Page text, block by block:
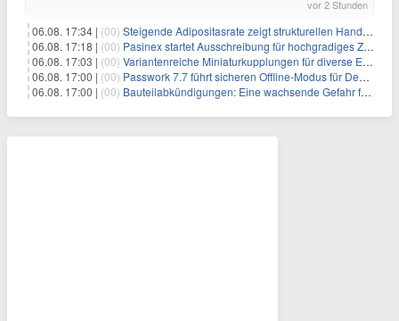
vor 2 Stunden
06.08. 17:34 | (00) Steigende Adipositasrate zeigt strukturellen Handlungsbedarf bei der Ernährung schulpflichtiger Kinder
06.08. 17:18 | (00) Pasinex startet Ausschreibung für hochgradiges Zinksulfidkonzentrat mit Germanium- und Silbergehalten und stellt ein Betriebsupdate bereit
06.08. 17:03 | (00) Variantenreiche Miniaturkupplungen für diverse Einsatzbereiche
06.08. 17:00 | (00) Passwork 7.7 führt sicheren Offline-Modus für Desktop- und Mobile-Apps ein
06.08. 17:00 | (00) Bauteilabkündigungen: Eine wachsende Gefahr für industrielle Elektroniksysteme